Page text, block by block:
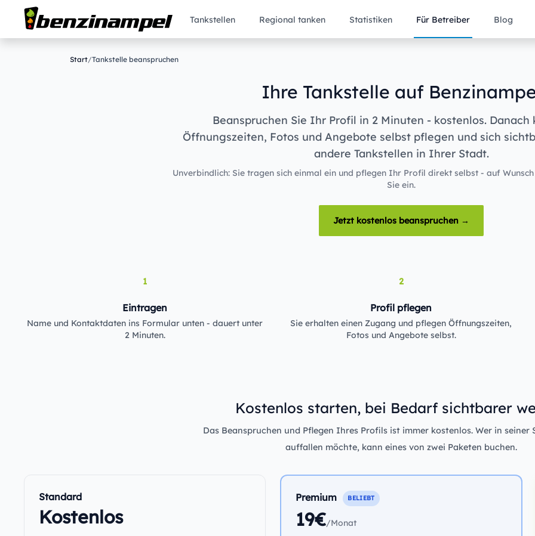
Tankstellen Regional tanken Statistiken Für Betreiber Blog
Start/Tankstelle beanspruchen
Ihre Tankstelle auf
Beanspruchen Sie Ihr Profil in 2 Minuten - kostenlos. Danach
Öffnungszeiten, Fotos und Angebote selbst pflegen und sich
andere Tankstellen in Ihrer Stadt.
Unverbindlich: Sie tragen sich einmal ein und pflegen Ihr Profil direkt selbst - auf
Sie ein.
Jetzt kostenlos beanspruchen →
1
Eintragen
Name und Kontaktdaten ins Formular unten - dauert unter
2 Minuten.
2
Profil pflegen
Sie erhalten einen Zugang und pflegen Öffnungszeiten,
Fotos und Angebote selbst.
Kostenlos starten, bei Bedarf sichtbarer
Das Beanspruchen und Pflegen Ihres Profils ist immer kostenlos. Wer in seiner
auffallen möchte, kann eines von zwei Paketen buchen.
Standard
Kostenlos
Premium BELIEBT
19€/Monat